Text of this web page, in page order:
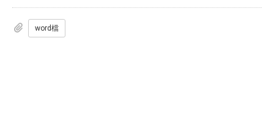
word檔